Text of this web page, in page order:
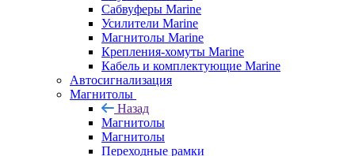
Сабвуферы Marine
Усилители Marine
Магнитолы Marine
Крепления-хомуты Marine
Кабель и комплектующие Marine
Автосигнализация
Магнитолы
Назад
Магнитолы
Магнитолы
Переходные рамки